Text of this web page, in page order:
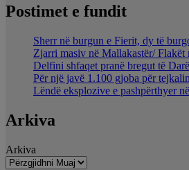
Postimet e fundit
Sherr në burgun e Fierit, dy të
Zjarri masiv në Mallakastër/
Delfini shfaqet pranë bregut të
Për një javë 1.100 gjoba për
Lëndë eksplozive e pashpërthyer
Arkiva
Arkiva